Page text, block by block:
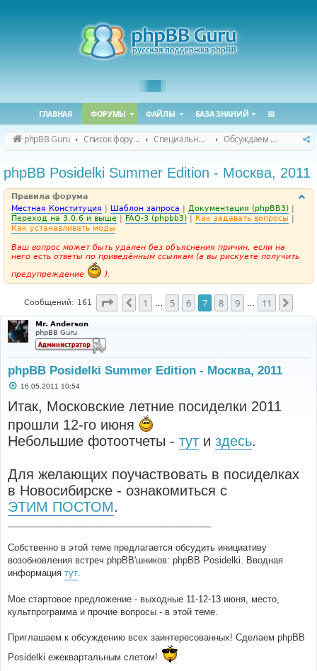
ГЛАВНАЯ ФОРУМЫ ФАЙЛЫ БАЗА ЗНАНИЙ
phpBB Guru Список форумов Специальные форумы Обсуждаем сайт и конференцию
phpBB Posidelki Summer Edition - Москва, 2011
Правила форума
Местная Конституция | Шаблон запроса | Документация (phpBB3) |
Переход на 3.0.6 и выше | FAQ-3 (phpbb3) | Как задавать вопросы |
Как устанавливать моды
Ваш вопрос может быть удален без объяснения причин, если на
него есть ответы по приведённым ссылкам (а вы рискуете получить
предупреждение
).
Сообщений: 161 Страница7 из 11
Пред.
1 5 6 7 8 9 11
Mr. Anderson
phpBB Guru
phpBB Posidelki Summer Edition - Москва, 2011
С
б
е
и
16.05.2011 10:54
Итак, Московские летние посиделки 2011
прошли 12-го июня
Небольшие фотоотчеты - тут и здесь.
Для желающих поучаствовать в посиделках
в Новосибирске - ознакомиться с
ЭТИМ ПОСТОМ.
Собственно в этой теме предлагается обсудить инициативу
возобновления встреч phpBB'шников: phpBB Posidelki. Вводная
информация тут.
Мое стартовое предложение - выходные 11-12-13 июня, место,
культпрограмма и прочие вопросы - в этой теме.
Приглашаем к обсуждению всех заинтересованных! Сделаем phpBB
Posidelki ежеквартальным слетом!